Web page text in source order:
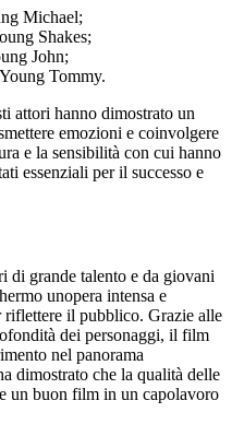
Michael;
Shakes;
John;
Tommy.
attori hanno dimostrato un
emozioni e coinvolgere
e la sensibilità con cui hanno
essenziali per il successo e
di grande talento e da giovani
unopera intensa e
riflettere il pubblico. Grazie alle
dei personaggi, il film
nel panorama
dimostrato che la qualità delle
un buon film in un capolavoro